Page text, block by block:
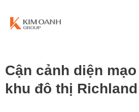
Cận cảnh diện
khu đô thị